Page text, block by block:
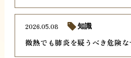
微熱でも肺炎を疑うべき危険
2026.05.08 知識